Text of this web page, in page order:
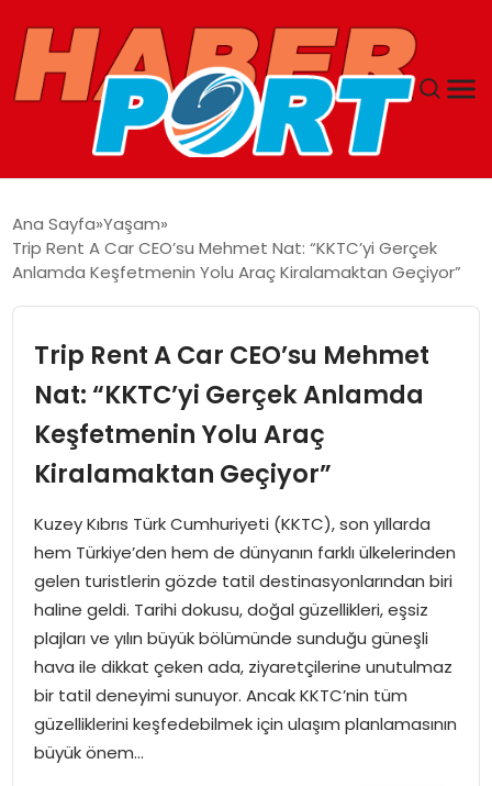
GUNCEL
SAĞLIK
SPOR
SPOR
EĞITIM
OTOMOBIL
TEKNOLOJI
Ana Sayfa Yaşam
Trip Rent A Car CEO’su Mehmet Nat: “KKTC’yi Gerçek
Anlamda Keşfetmenin Yolu Araç Kiralamaktan Geçiyor”
Trip Rent A Car CEO’su Mehmet
Nat: “KKTC’yi Gerçek Anlamda
Keşfetmenin Yolu Araç
Kiralamaktan Geçiyor”
Kuzey Kıbrıs Türk Cumhuriyeti (KKTC), son yıllarda
hem Türkiye’den hem de dünyanın farklı ülkelerinden
gelen turistlerin gözde tatil destinasyonlarından biri
haline geldi. Tarihi dokusu, doğal güzellikleri, eşsiz
plajları ve yılın büyük bölümünde sunduğu güneşli
hava ile dikkat çeken ada, ziyaretçilerine unutulmaz
bir tatil deneyimi sunuyor. Ancak KKTC’nin tüm
güzelliklerini keşfedebilmek için ulaşım planlamasının
büyük önem…